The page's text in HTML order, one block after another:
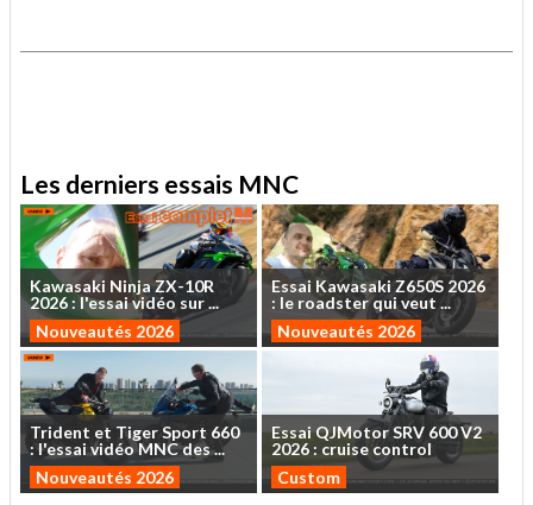
Les derniers essais MNC
Kawasaki NinjaZX-10R
2026: l'essaividéo sur...
Nouveautés 2026
Essai Kawasaki Z650S 2026
: le roadsterquiveut ...
Nouveautés 2026
Trident et TigerSport 660
: l'essaividéo MNCdes...
Nouveautés 2026
EssaiQJMotorSRV 600V2
2026 : cruise control
Custom